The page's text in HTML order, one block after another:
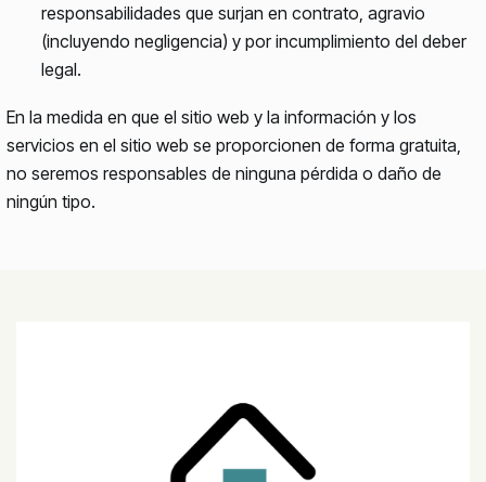
responsabilidades que surjan en contrato, agravio
(incluyendo negligencia) y por incumplimiento del deber
legal.
En la medida en que el sitio web y la información y los
servicios en el sitio web se proporcionen de forma gratuita,
no seremos responsables de ninguna pérdida o daño de
ningún tipo.